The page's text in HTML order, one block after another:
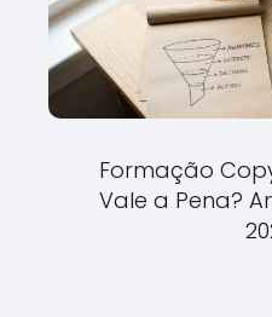
Formação
Vale a Pena?